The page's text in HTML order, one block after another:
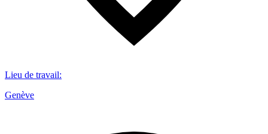
Lieu de travail:
Genève